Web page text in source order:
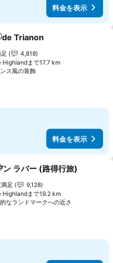
料金を表示
気に入りに追加
de Trianon
ランク
4,818
Highlandまで17.7 km
ス風の装飾料金を表示
料金を表示
気に入りに追加
ン ラバー (路得行旅)
ランク
足
9,128
Highlandまで19.2 km
なランドマークへの近さ